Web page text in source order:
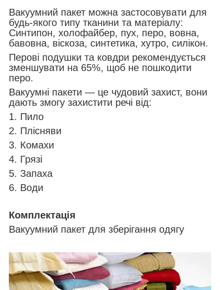
Вакуумний пакет можна застосовувати для
будь-якого типу тканини та матеріалу:
Синтипон, холофайбер, пух, перо, вовна,
бавовна, віскоза, синтетика, хутро, силікон.
Перові подушки та ковдри рекомендується
зменшувати на 65%, щоб не пошкодити
перо.
Вакуумні пакети — це чудовий захист, вони
дають змогу захистити речі від:
1. Пило
2. Плісняви
3. Комахи
4. Грязі
5. Запаха
6. Води
Комплектація
Вакуумний пакет для зберігання одягу